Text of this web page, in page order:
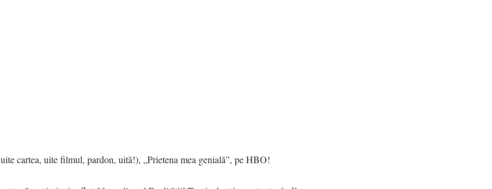
cartea, uite filmul, pardon, uită!), „Prietena mea genială”, pe HBO!